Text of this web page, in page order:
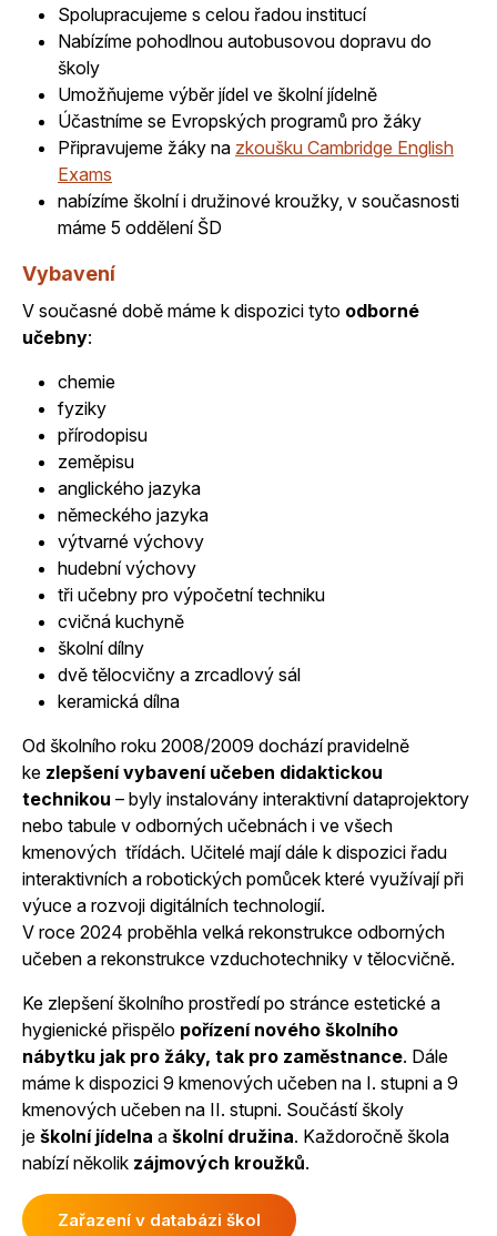
Spolupracujeme s celou řadou institucí
Nabízíme pohodlnou autobusovou dopravu do
školy
Umožňujeme výběr jídel ve školní jídelně
Účastníme se Evropských programů pro žáky
Připravujeme žáky na zkoušku Cambridge English
Exams
nabízíme školní i družinové kroužky, v současnosti
máme 5 oddělení ŠD
Vybavení
V současné době máme k dispozici tyto odborné
učebny:
chemie
fyziky
přírodopisu
zeměpisu
anglického jazyka
německého jazyka
výtvarné výchovy
hudební výchovy
tři učebny pro výpočetní techniku
cvičná kuchyně
školní dílny
dvě tělocvičny a zrcadlový sál
keramická dílna
Od školního roku 2008/2009 dochází pravidelně
ke zlepšení vybavení učeben didaktickou
technikou – byly instalovány interaktivní dataprojektory
nebo tabule v odborných učebnách i ve všech
kmenových třídách. Učitelé mají dále k dispozici řadu
interaktivních a robotických pomůcek které využívají při
výuce a rozvoji digitálních technologií.
V roce 2024 proběhla velká rekonstrukce odborných
učeben a rekonstrukce vzduchotechniky v tělocvičně.
Ke zlepšení školního prostředí po stránce estetické a
hygienické přispělo pořízení nového školního
nábytku jak pro žáky, tak pro zaměstnance. Dále
máme k dispozici 9 kmenových učeben na I. stupni a 9
kmenových učeben na II. stupni. Součástí školy
je školní jídelna a školní družina. Každoročně škola
nabízí několik zájmových kroužků.
Zařazení v databázi škol